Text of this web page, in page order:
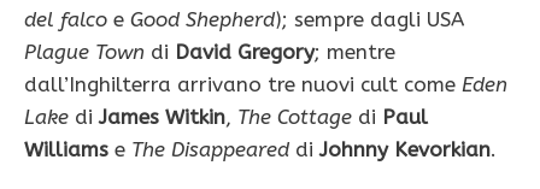
del falco e Good Shepherd); sempre dagli USA
Plague Town di David Gregory; mentre
dall’Inghilterra arrivano tre nuovi cult come Eden
Lake diJames Witkin, The Cottage di Paul
Williams e The Disappeared diJohnny Kevorkian.